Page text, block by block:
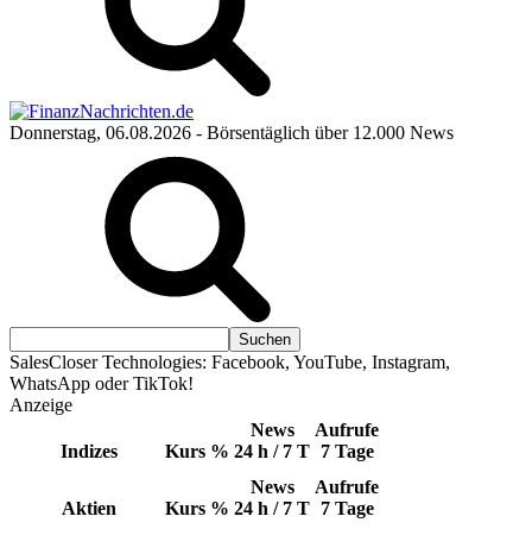
Donnerstag, 06.08.2026 - Börsentäglich über 12.000 News
SalesCloser Technologies: Facebook, YouTube, Instagram,
WhatsApp oder TikTok!
Anzeige
Indizes Kurs %
News
24 h / 7 T
Aufrufe
7 Tage
Aktien Kurs %
News
24 h / 7 T
Aufrufe
7 Tage